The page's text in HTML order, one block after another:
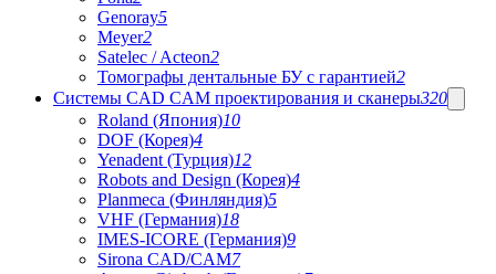
Genoray5
Meyer2
Satelec / Acteon2
Томографы дентальные БУ с гарантией2
Системы CAD CAM проектирования и сканеры320
Roland (Япония)10
DOF (Корея)4
Yenadent (Турция)12
Robots and Design (Корея)4
Planmeca (Финляндия)5
VHF (Германия)18
IMES-ICORE (Германия)9
Sirona CAD/CAM7